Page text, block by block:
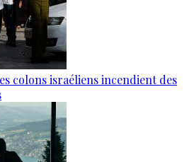
colons israéliens incendient des